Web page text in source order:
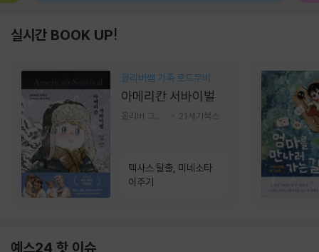
실시간 BOOK UP!
올리버쌤 가족 로드무비
아메리칸 서바이벌
21세기북스
텍사스 탈출, 미네소타
이주기
예스24 핫 이슈